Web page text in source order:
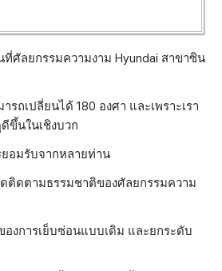
ที่ศัลยกรรมความงาม Hyundai สาขาซิน
ถเปลี่ยนได้ 180 องศา และเพราะเรา
ขึ้นในเชิงบวก
ยอมรับจากหลายท่าน
ติดตามธรรมชาติของศัลยกรรมความ
องการเย็บซ่อนแบบเดิม และยกระดับ